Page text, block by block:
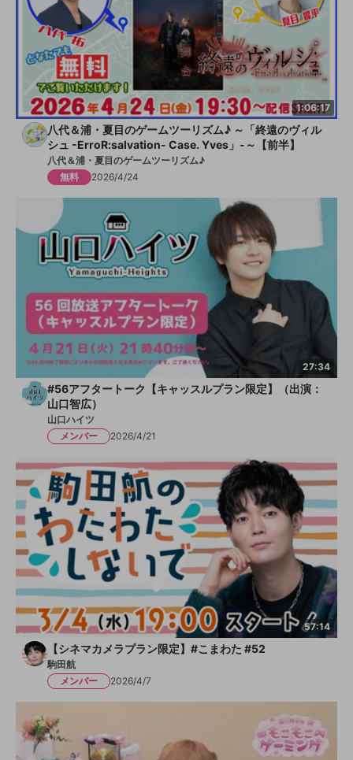
1:06:17
八代＆浦・夏目のゲームツーリズム♪ ～「終遠のヴィル
シュ -ErroR:salvation- Case. Yves」-～【前半】
八代＆浦・夏目のゲームツーリズム♪
無料
2026/4/24
27:34
#56アフタートーク【キャッスルプラン限定】（出演：
山口智広）
山口ハイツ
メンバー
2026/4/21
57:14
【シネマカメラプラン限定】#こまわた #52
駒田航
メンバー
2026/4/7